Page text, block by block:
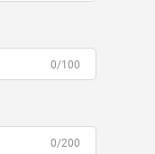
0/100
0/200